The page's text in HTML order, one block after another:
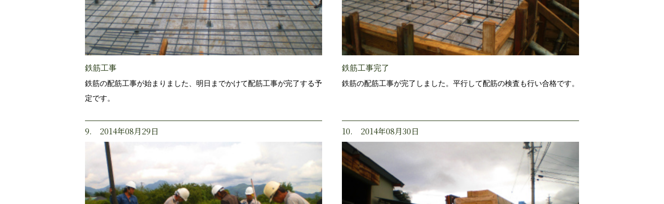
鉄筋工事
鉄筋の配筋工事が始まりました、明日までかけて配筋工事が完了する予
定です。
鉄筋工事完了
鉄筋の配筋工事が完了しました。平行して配筋の検査も行い合格です。
9. 2014年08月29日 10. 2014年08月30日